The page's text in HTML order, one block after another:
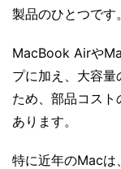
製品のひとつです。
MacBook Airや
プに加え、大容
ため、部品コス
あります。
特に近年のMacは